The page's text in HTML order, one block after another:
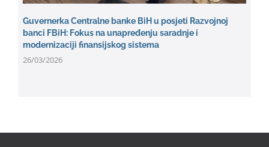
Guvernerka Centralne banke BiH u posjeti Razvojnoj
banci FBiH: Fokus na unapređenju saradnje i
modernizaciji finansijskog sistema
26/03/2026